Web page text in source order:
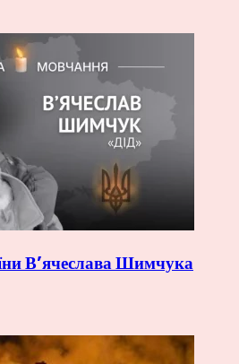
В’ячеслава Шимчука